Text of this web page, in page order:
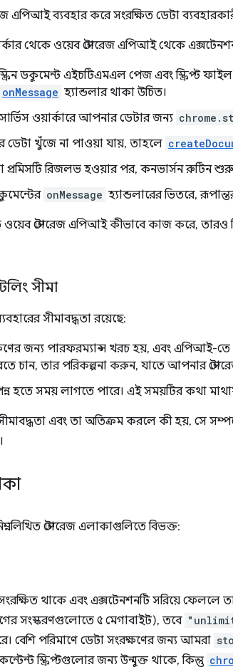
এপিআই ব্যবহার করে সংরক্ষিত ডেটা ব্যবহারকারী
থেকে ওয়েব স্টোরেজ এপিআই থেকে
ডকুমেন্ট এইচটিএমএল পেজ এবং স্ক্রিপ্ট
onMessage হ্যান্ডলার থাকা উচিত।
ওয়ার্কারে আপনার ডেটার জন্য
ডেটা খুঁজে না পাওয়া যায়, তাহলে
রিজলভ হওয়ার পর, কনভার্সন রুটিন
onMessage হ্যান্ডলারের ভিতরে,
স্টোরেজ এপিআই কীভাবে কাজ করে, তারও
সীমা
সীমাবদ্ধতা রয়েছে:
জন্য পারফরম্যান্স খরচ হয়, এবং এপিআই-তে
চান, তার পরিকল্পনা করুন, যাতে আপনার
হতে সময় লাগতে পারে। এই সময়টির কথা
এবং তা অতিক্রম করলে কী হয়, সে
স্টোরেজ এলাকাগুলিতে বিভক্ত:
সংরক্ষিত থাকে এবং এক্সটেনশনটি সরিয়ে ফেললে
সংস্করণগুলোতে ৫ মেগাবাইট), তবে
বেশি পরিমাণে ডেটা সংরক্ষণের জন্য আমরা
স্ক্রিপ্টগুলোর জন্য উন্মুক্ত থাকে, কিন্তু